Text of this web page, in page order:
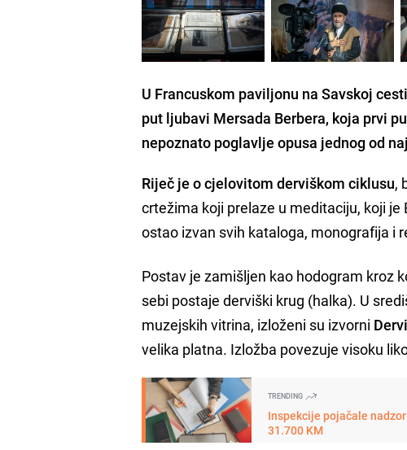
U Francuskom paviljonu na Savskoj
put ljubavi Mersada Berbera, koja prvi
nepoznato poglavlje opusa jednog od
Riječ je o cjelovitom derviškom ciklusu,
crtežima koji prelaze u meditaciju, koji
ostao izvan svih kataloga, monografija i
Postav je zamišljen kao hodogram kroz
sebi postaje derviški krug (halka). U
muzejskih vitrina, izloženi su izvorni
velika platna. Izložba povezuje visoku
TRENDING
Inspekcije pojačale
31.700 KM